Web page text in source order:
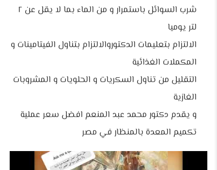
شرب السوائل باستمرار و من الماء بما لا يقل عن ٢
لتر يوميا
الالتزام بتعليمات الدكتوروالالتزام بتناول الفيتامينات و
المكملات الغذائية
التقليل من تناول السكريات و الحلويات و المشروبات
الغازية
و يقدم دكتور محمد عبد المنعم افضل سعر عملية
تكميم المعدة بالمنظار في مصر